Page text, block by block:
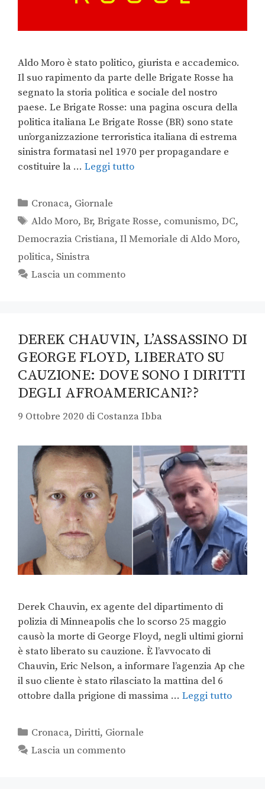
Aldo Moro è stato politico, giurista e accademico.
Il suo rapimento da parte delle Brigate Rosse ha
segnato la storia politica e sociale del nostro
paese. Le Brigate Rosse: una pagina oscura della
politica italiana Le Brigate Rosse (BR) sono state
un’organizzazione terroristica italiana di estrema
sinistra formatasi nel 1970 per propagandare e
costituire la … Leggi tutto
Cronaca, Giornale
Aldo Moro,Br,Brigate Rosse, comunismo,DC,
Democrazia Cristiana, Il Memoriale di Aldo Moro,
politica, Sinistra
Lascia un commento
DEREK CHAUVIN, L’ASSASSINO DI
GEORGE FLOYD, LIBERATO SU
CAUZIONE: DOVE SONO I DIRITTI
DEGLI AFROAMERICANI??
9 Ottobre 2020 di Costanza Ibba
Derek Chauvin, ex agente del dipartimento di
polizia di Minneapolis che lo scorso 25 maggio
causò la morte di George Floyd, negli ultimi giorni
è stato liberato su cauzione. È l’avvocato di
Chauvin, Eric Nelson, a informare l’agenzia Ap che
il suo cliente è stato rilasciato la mattina del 6
ottobre dalla prigione di massima … Leggi tutto
Cronaca,Diritti, Giornale
Lascia un commento